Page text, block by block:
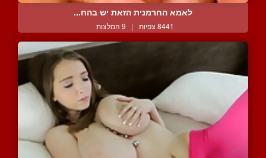
לאמא החרמנית הזאת יש בהח...
8441 צפיות | 9 המלצות